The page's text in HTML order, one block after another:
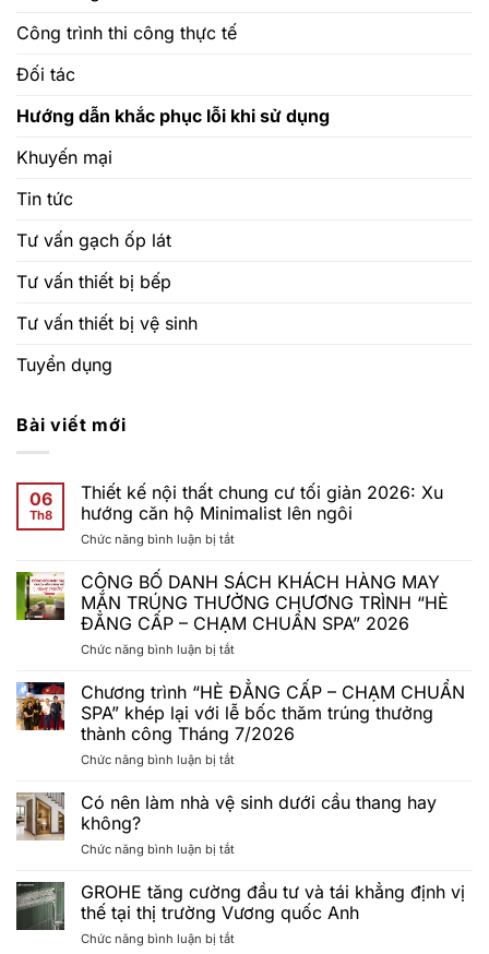
Công trình thi công thực tế
Đối tác
Hướng dẫn khắc phục lỗi khi sử dụng
Khuyến mại
Tin tức
Tư vấn gạch ốp lát
Tư vấn thiết bị bếp
Tư vấn thiết bị vệ sinh
Tuyển dụng
Bài viết mới
06
Th8
Thiết kế nội thất chung cư tối giản 2026: Xu
hướng căn hộ Minimalist lên ngôi
Chức năng bình luận bị tắtở
kế
nội
thất
chung
cư
giản
2026:
Xu
hướng
căn
Minimalist
CÔNG BỐ DANH SÁCH KHÁCH HÀNG MAY
MẮN TRÚNG THƯỞNG CHƯƠNG TRÌNH “HÈ
ĐẲNG CẤP – CHẠM CHUẨN SPA” 2026
Chức năng bình luận bị tắtở
BỐ
DANH
SÁCH
KHÁCH
HÀNG
MẮN
TRÚNG
CHƯƠNG
“HÈ
ĐẲNG
–
Chương trình “HÈ ĐẲNG CẤP – CHẠM CHUẨN
SPA” khép lại với lễ bốc thăm trúng thưởng
thành công Tháng 7/2026
Chức năng bình luận bị tắtở
trình
“HÈ
CẤP
CHẠM
CHUẨN
SPA”
khép
Có nên làm nhà vệ sinh dưới cầu thang hay
không?
Chức năng bình luận bị tắtở
nên
làm
nhà
vệ
GROHE tăng cường đầu tư và tái khẳng định vị
thế tại thị trường Vương quốc Anh
Chức năng bình luận bị tắtở